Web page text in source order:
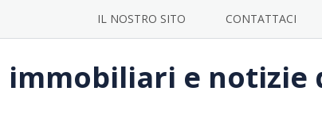
IL NOSTRO SITO CONTATTACI
e notizie